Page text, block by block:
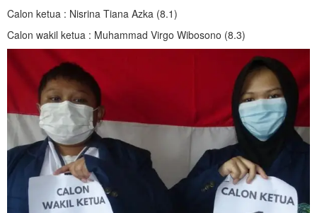
Calon ketua : Nisrina Tiana Azka (8.1)
Calon wakil ketua : Muhammad Virgo Wibosono (8.3)